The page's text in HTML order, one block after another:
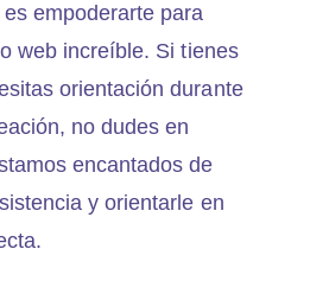
empoderarte para
web increíble. Si tienes
orientación durante
no dudes en
encantados de
y orientarle en